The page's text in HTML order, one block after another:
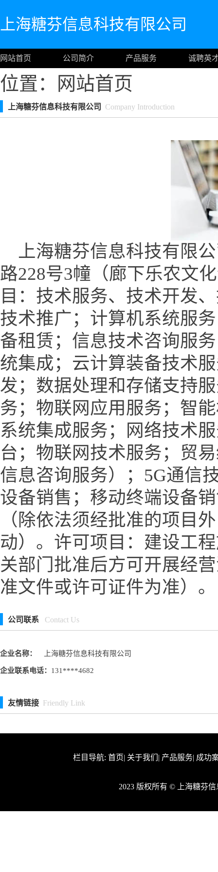
上海糖芬信息科技有限公司
网站首页 公司简介 产品服务 诚聘英
位置： 网站首页
上海糖芬信息科技有限公司 Company Introduction
上海糖芬信息科技有限
路228号3幢（廊下乐农文
目：技术服务、技术开发
技术推广；计算机系统服
备租赁；信息技术咨询服
统集成；云计算装备技术
发；数据处理和存储支持
务；物联网应用服务；智
系统集成服务；网络技术
台；物联网技术服务；贸
信息咨询服务）；5G通信
设备销售；移动终端设备
（除依法须经批准的项目
动）。许可项目：建设工
关部门批准后方可开展经
准文件或许可证件为准）。
公司联系 Contact Us
企业名称： 上海糖芬信息科技有限公司
企业联系电话： 131****4682
友情链接 Friendly Link
栏目导航: 首页| 关于我们 | 产品服务| 成功
2023 版权所有 © 上海糖芬